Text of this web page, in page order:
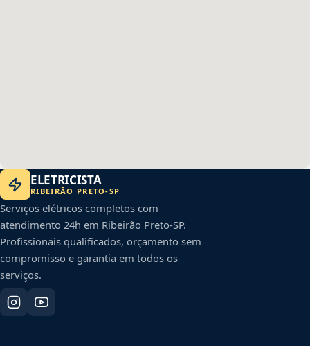
ELETRICISTA
RIBEIRÃO PRETO-SP
Serviços elétricos completos com
atendimento 24h em Ribeirão Preto-SP.
Profissionais qualificados, orçamento sem
compromisso e garantia em todos os
serviços.